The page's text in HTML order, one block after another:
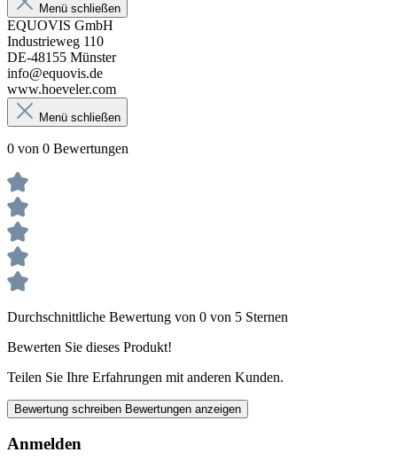
Menü schließen
EQUOVIS GmbH
Industrieweg 110
DE-48155 Münster
info@equovis.de
www.hoeveler.com
Menü schließen
0 von 0 Bewertungen
Durchschnittliche Bewertung von 0 von 5 Sternen
Bewerten Sie dieses Produkt!
Teilen Sie Ihre Erfahrungen mit anderen Kunden.
Bewertung schreiben Bewertungen anzeigen
Anmelden